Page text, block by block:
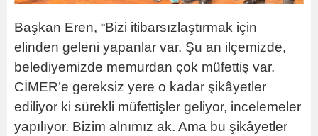
Başkan Eren, “Bizi itibarsızlaştırmak için
elinden geleni yapanlar var. Şu an ilçemizde,
belediyemizde memurdan çok müfettiş var.
CİMER’e gereksiz yere o kadar şikâyetler
ediliyor ki sürekli müfettişler geliyor, incelemeler
yapılıyor. Bizim alnımız ak. Ama bu şikâyetler